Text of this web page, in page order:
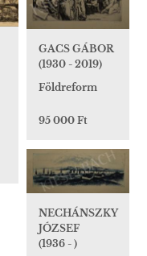
GACS GÁBOR
(1930 - 2019)
Földreform
95 000 Ft
NECHÁNSZKY
JÓZSEF
(1936 - )